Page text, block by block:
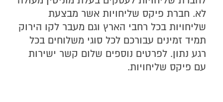
לא. חברת פיקס שליחויות אשר מבצעת
שליחויות בכל רחבי הארץ וגם מעבר לקו הירוק
תמיד זמינים עבורכם לכל סוגי משלוחים בכל
רגע נתון. לפרטים נוספים שלום קשר ישירות
עם פיקס שליחויות.